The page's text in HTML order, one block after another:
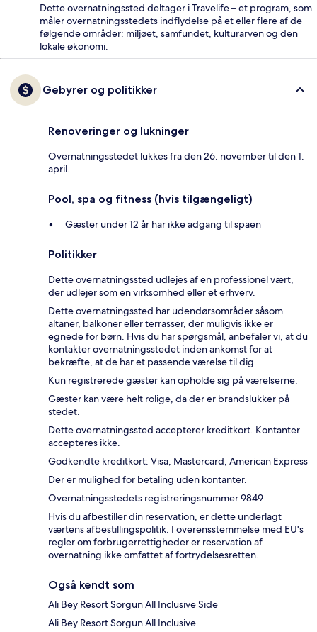
Dette overnatningssted deltager i Travelife – et program, som
måler overnatningsstedets indflydelse på et eller flere af de
følgende områder: miljøet, samfundet, kulturarven og den
lokale økonomi.
Gebyrer og politikker
Renoveringer og lukninger
Overnatningsstedet lukkes fra den 26. november til den 1.
april.
Pool, spa og fitness (hvis tilgængeligt)
Gæster under 12 år har ikke adgang til spaen
Politikker
Dette overnatningssted udlejes af en professionel vært,
der udlejer som en virksomhed eller et erhverv.
Dette overnatningssted har udendørsområder såsom
altaner, balkoner eller terrasser, der muligvis ikke er
egnede for børn. Hvis du har spørgsmål, anbefaler vi, at du
kontakter overnatningsstedet inden ankomst for at
bekræfte, at de har et passende værelse til dig.
Kun registrerede gæster kan opholde sig på værelserne.
Gæster kan være helt rolige, da der er brandslukker på
stedet.
Dette overnatningssted accepterer kreditkort. Kontanter
accepteres ikke.
Godkendte kreditkort: Visa, Mastercard, American Express
Der er mulighed for betaling uden kontanter.
Overnatningsstedets registreringsnummer 9849
Hvis du afbestiller din reservation, er dette underlagt
værtens afbestillingspolitik. I overensstemmelse med EU's
regler om forbrugerrettigheder er reservation af
overnatning ikke omfattet af fortrydelsesretten.
Også kendt som
Ali Bey Resort Sorgun All Inclusive Side
Ali Bey Resort Sorgun All Inclusive